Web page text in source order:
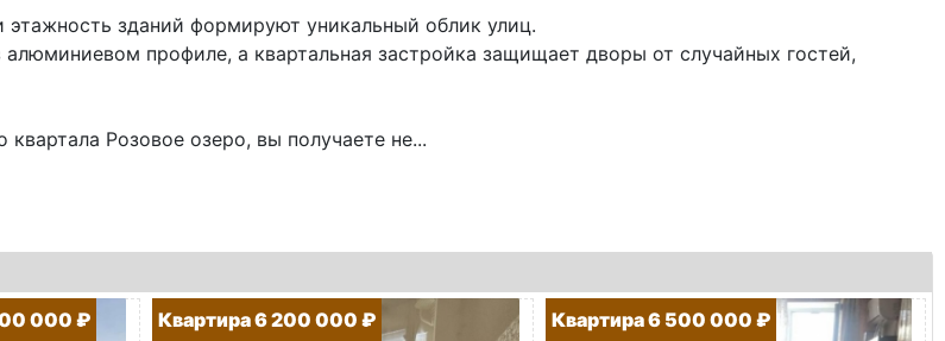
этажность зданий формируют уникальный облик улиц.
алюминиевом профиле, а квартальная застройка защищает дворы от случайных гостей,
Розовое озеро, вы получаете не...
000 ₽ Квартира 6 200 000 ₽ Квартира 6 500 000 ₽